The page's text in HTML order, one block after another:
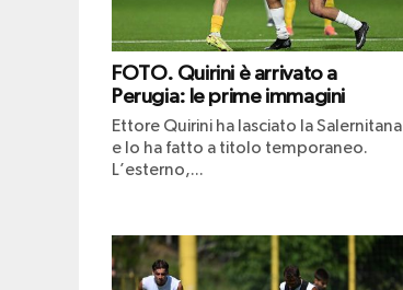
FOTO. Quirini è arrivato a
Perugia: le prime immagini
Ettore Quirini ha lasciato la Salernitana
e lo ha fatto a titolo temporaneo.
L’esterno,...